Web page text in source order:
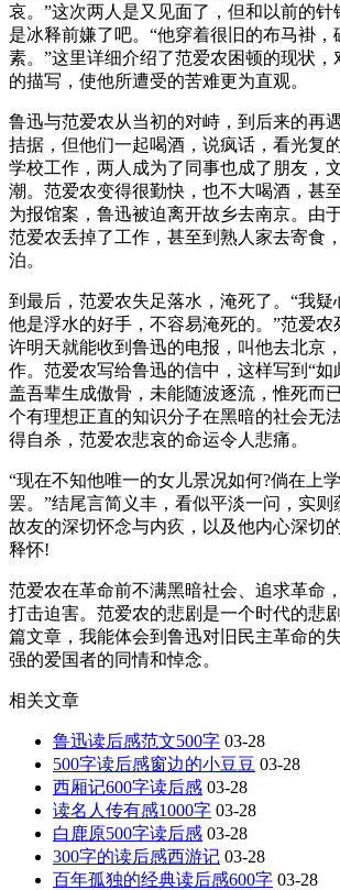
哀。”这次两人是又见面了，但和以前的
是冰释前嫌了吧。“他穿着很旧的布马褂，
素。”这里详细介绍了范爱农困顿的现状
的描写，使他所遭受的苦难更为直观。
鲁迅与范爱农从当初的对峙，到后来的再
拮据，但他们一起喝酒，说疯话，看光复
学校工作，两人成为了同事也成了朋友，
潮。范爱农变得很勤快，也不大喝酒，甚
为报馆案，鲁迅被迫离开故乡去南京。由
范爱农丢掉了工作，甚至到熟人家去寄食
泊。
到最后，范爱农失足落水，淹死了。“我疑
他是浮水的好手，不容易淹死的。”范爱
许明天就能收到鲁迅的电报，叫他去北京
作。范爱农写给鲁迅的信中，这样写到“如
盖吾辈生成傲骨，未能随波逐流，惟死而
个有理想正直的知识分子在黑暗的社会无
得自杀，范爱农悲哀的命运令人悲痛。
“现在不知他唯一的女儿景况如何?倘在上
罢。”结尾言简义丰，看似平淡一问，实
故友的深切怀念与内疚，以及他内心深切
释怀!
范爱农在革命前不满黑暗社会、追求革命
打击迫害。范爱农的悲剧是一个时代的悲
篇文章，我能体会到鲁迅对旧民主革命的
强的爱国者的同情和悼念。
相关文章
鲁迅读后感范文500字 03-28
500字读后感窗边的小豆豆 03-28
西厢记600字读后感 03-28
读名人传有感1000字 03-28
白鹿原500字读后感 03-28
300字的读后感西游记 03-28
百年孤独的经典读后感600字 03-28